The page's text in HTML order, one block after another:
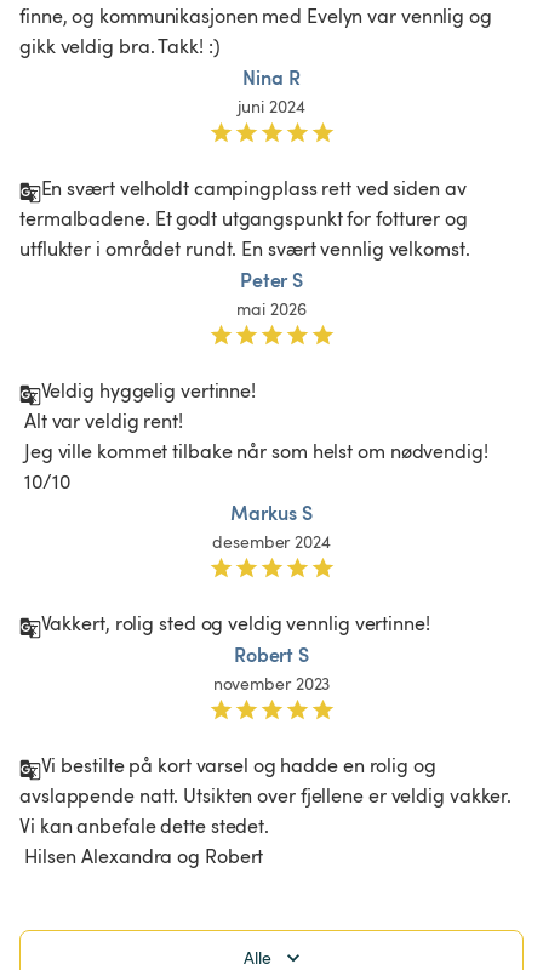
finne, og kommunikasjonen med Evelyn var vennlig og
gikk veldig bra. Takk! :)
Nina R
juni 2024
En svært velholdt campingplass rett ved siden av
termalbadene. Et godt utgangspunkt for fotturer og
utflukter i området rundt. En svært vennlig velkomst.
Peter S
mai 2026
Veldig hyggelig vertinne!
10/10
Markus S
desember 2024
Vakkert, rolig sted og veldig vennlig vertinne!
Robert S
november 2023
Vi bestilte på kort varsel og hadde en rolig og
avslappende natt. Utsikten over fjellene er veldig vakker.
Vi kan anbefale dette stedet.
Hilsen Alexandra og Robert
Alle